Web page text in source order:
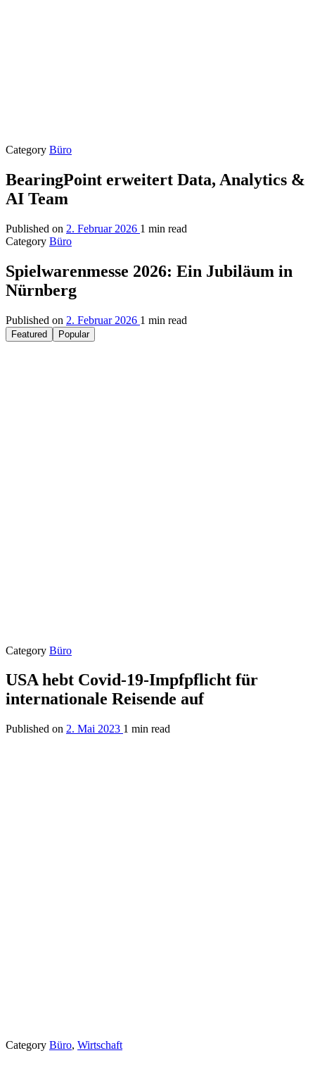
Category Büro
BearingPoint erweitert Data, Analytics &
AI Team
Published on 2. Februar 2026 1 min read
Category Büro
Spielwarenmesse 2026: Ein Jubiläum in
Nürnberg
Published on 2. Februar 2026 1 min read
Featured Popular
Category Büro
USA hebt Covid-19-Impfpflicht für
internationale Reisende auf
Published on 2. Mai 2023 1 min read
Category Büro, Wirtschaft